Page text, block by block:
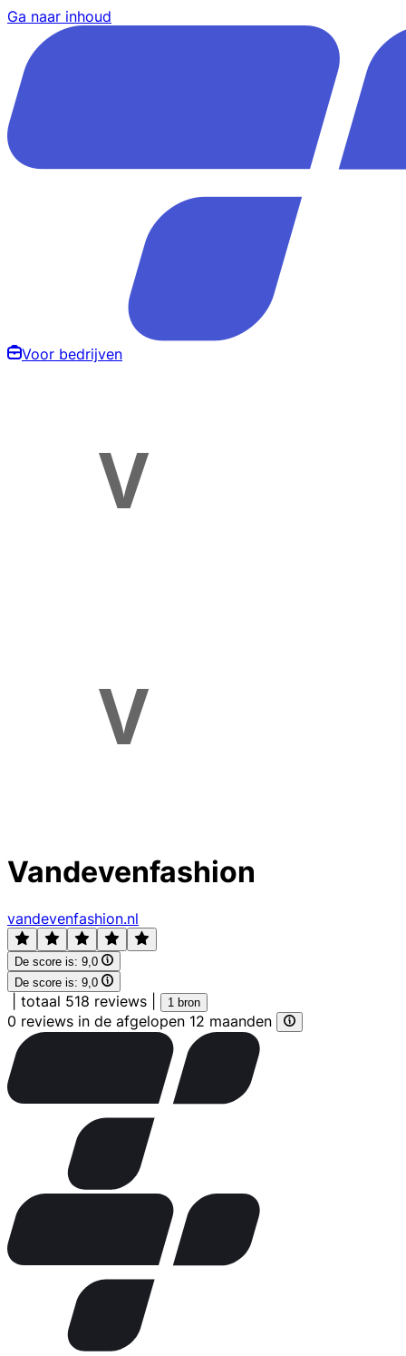
Ga naar inhoud
Voor bedrijven
Vandevenfashion
vandevenfashion.nl
De score is: 9,0
De score is: 9,0
totaal 518 reviews 1 bron
0 reviews in de afgelopen 12 maanden